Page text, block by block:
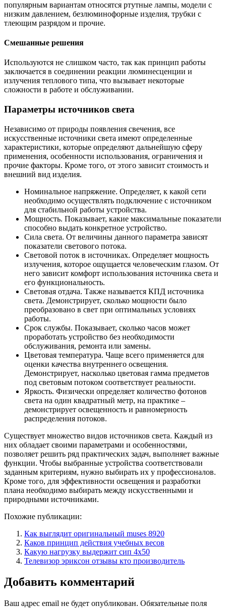
популярным вариантам относятся ртутные лампы, модели с
низким давлением, безлюминофорные изделия, трубки с
тлеющим разрядом и прочие.
Смешанные решения
Используются не слишком часто, так как принцип работы
заключается в соединении реакции люминесценции и
излучения теплового типа, что вызывает некоторые
сложности в работе и обслуживании.
Параметры источников света
Независимо от природы появления свечения, все
искусственные источники света имеют определенные
характеристики, которые определяют дальнейшую сферу
применения, особенности использования, ограничения и
прочие факторы. Кроме того, от этого зависит стоимость и
внешний вид изделия.
Номинальное напряжение. Определяет, к какой сети
необходимо осуществлять подключение с источником
для стабильной работы устройства.
Мощность. Показывает, какие максимальные показатели
способно выдать конкретное устройство.
Сила света. От величины данного параметра зависят
показатели светового потока.
Световой поток в источниках. Определяет мощность
излучения, которое ощущается человеческим глазом. От
него зависит комфорт использования источника света и
его функциональность.
Световая отдача. Также называется КПД источника
света. Демонстрирует, сколько мощности было
преобразовано в свет при оптимальных условиях
работы.
Срок службы. Показывает, сколько часов может
проработать устройство без необходимости
обслуживания, ремонта или замены.
Цветовая температура. Чаще всего применяется для
оценки качества внутреннего освещения.
Демонстрирует, насколько цветовая гамма предметов
под световым потоком соответствует реальности.
Яркость. Физически определяет количество фотонов
света на один квадратный метр, на практике –
демонстрирует освещенность и равномерность
распределения потоков.
Существует множество видов источников света. Каждый из
них обладает своими параметрами и особенностями,
позволяет решить ряд практических задач, выполняет важные
функции. Чтобы выбранные устройства соответствовали
заданным критериям, нужно выбирать их у профессионалов.
Кроме того, для эффективности освещения и разработки
плана необходимо выбирать между искусственными и
природными источниками.
Похожие публикации:
Как выглядит оригинальный muses 8920
Каков принцип действия учебных весов
Какую нагрузку выдержит сип 4х50
Телевизор эриксон отзывы кто производитель
Добавить комментарий
Ваш адрес email не будет опубликован. Обязательные поля